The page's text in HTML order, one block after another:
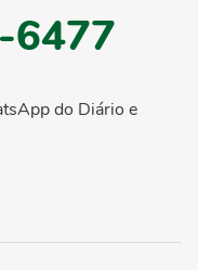
6477
do Diário e